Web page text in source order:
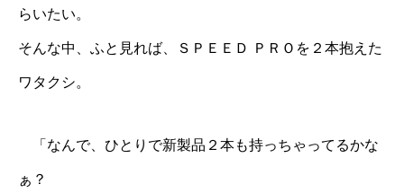
らいたい。
そんな中、ふと見れば、ＳＰＥＥＤ ＰＲＯを２本抱えた
ワタクシ。
「なんで、ひとりで新製品２本も持っちゃってるかな
ぁ？